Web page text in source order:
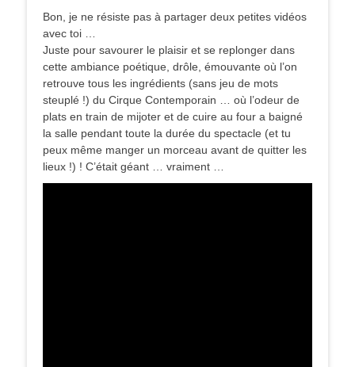
Bon, je ne résiste pas à partager deux petites vidéos
avec toi …
Juste pour savourer le plaisir et se replonger dans
cette ambiance poétique, drôle, émouvante où l’on
retrouve tous les ingrédients (sans jeu de mots
steuplé !) du Cirque Contemporain … où l’odeur de
plats en train de mijoter et de cuire au four a baigné
la salle pendant toute la durée du spectacle (et tu
peux même manger un morceau avant de quitter les
lieux !) ! C’était géant … vraiment …